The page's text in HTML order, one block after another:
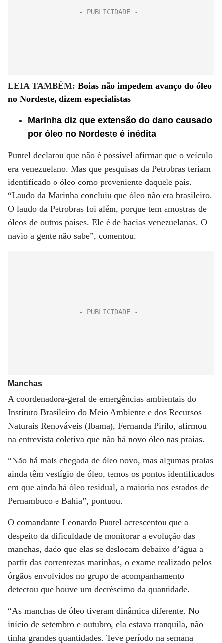
LEIA TAMBÉM: Boias não impedem avanço do óleo
no Nordeste, dizem especialistas
Marinha diz que extensão do dano causado
por óleo no Nordeste é inédita
Puntel declarou que não é possível afirmar que o veículo
era venezuelano. Mas que pesquisas da Petrobras teriam
identificado o óleo como proveniente daquele país.
“Laudo da Marinha concluiu que óleo não era brasileiro.
O laudo da Petrobras foi além, porque tem amostras de
óleos de outros países. Ele é de bacias venezuelanas. O
navio a gente não sabe”, comentou.
Manchas
A coordenadora-geral de emergências ambientais do
Instituto Brasileiro do Meio Ambiente e dos Recursos
Naturais Renováveis (Ibama), Fernanda Pirilo, afirmou
na entrevista coletiva que não há novo óleo nas praias.
“Não há mais chegada de óleo novo, mas algumas praias
ainda têm vestígio de óleo, temos os pontos identificados
em que ainda há óleo residual, a maioria nos estados de
Pernambuco e Bahia”, pontuou.
O comandante Leonardo Puntel acrescentou que a
despeito da dificuldade de monitorar a evolução das
manchas, dado que elas se deslocam debaixo d’água a
partir das correntezas marinhas, o exame realizado pelos
órgãos envolvidos no grupo de acompanhamento
detectou que houve um decréscimo da quantidade.
“As manchas de óleo tiveram dinâmica diferente. No
início de setembro e outubro, ela estava tranquila, não
tinha grandes quantidades. Teve período na semana